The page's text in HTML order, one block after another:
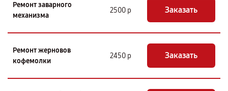
Ремонт заварного
механизма
2500 р Заказать
Ремонт жерновов
кофемолки
2450 р Заказать